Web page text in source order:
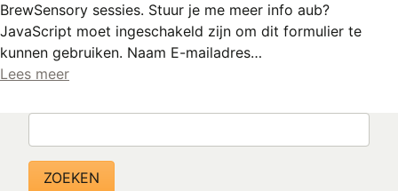
BrewSensory sessies. Stuur je me meer info aub?
JavaScript moet ingeschakeld zijn om dit formulier te
kunnen gebruiken. Naam E-mailadres…
Lees meer